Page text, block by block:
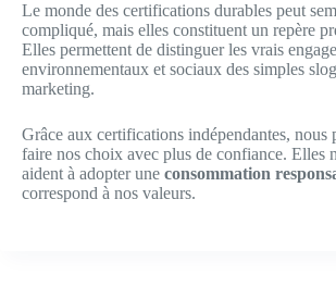
Le monde des certifications durables peut
compliqué, mais elles constituent un repère
Elles permettent de distinguer les vrais
environnementaux et sociaux des simples
marketing.
Grâce aux certifications indépendantes, nous
faire nos choix avec plus de confiance. Elles
aident à adopter une consommation
correspond à nos valeurs.